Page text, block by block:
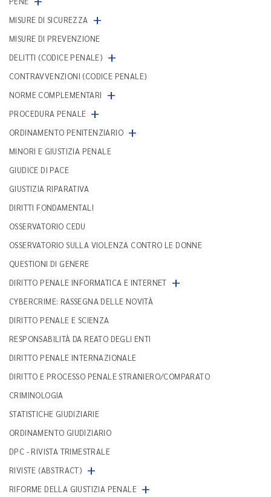
MISURE DI SICUREZZA +
MISURE DI PREVENZIONE
DELITTI (CODICE PENALE) +
CONTRAVVENZIONI (CODICE PENALE)
NORME COMPLEMENTARI
+
PROCEDURA PENALE +
ORDINAMENTO PENITENZIARIO +
MINORI E GIUSTIZIA PENALE
GIUDICE DI PACE
GIUSTIZIA RIPARATIVA
DIRITTI FONDAMENTALI
OSSERVATORIO CEDU
OSSERVATORIO SULLA VIOLENZA CONTRO LE DONNE
QUESTIONI DI GENERE
DIRITTO PENALE INFORMATICA E INTERNET +
CYBERCRIME: RASSEGNA DELLE NOVITÀ
DIRITTO PENALE E SCIENZA
RESPONSABILITÀ DA REATO DEGLI ENTI
DIRITTO PENALE INTERNAZIONALE
DIRITTO E PROCESSO PENALE STRANIERO/COMPARATO
CRIMINOLOGIA
STATISTICHE GIUDIZIARIE
ORDINAMENTO GIUDIZIARIO
DPC - RIVISTA TRIMESTRALE
RIVISTE (ABSTRACT) +
RIFORME DELLA GIUSTIZIA PENALE +